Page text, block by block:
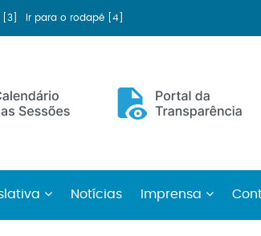
[3] Ir para o rodapé [4]
Notícias Imprensa